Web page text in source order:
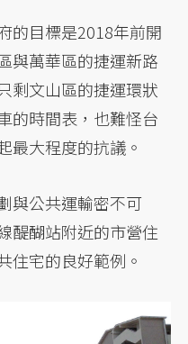
的目標是2018年前開
與萬華區的捷運新路
剩文山區的捷運環狀
的時間表，也難怪台
最大程度的抗議。
與公共運輸密不可
醍醐站附近的市營住
住宅的良好範例。